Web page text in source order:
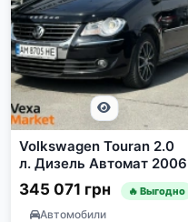
Volkswagen Touran 2.0
л. Дизель Автомат 2006
345 071 грн 🔥 Выгодно
Автомобили